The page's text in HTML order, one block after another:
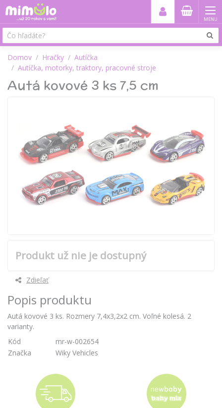
MENU
Domov Hračky
Autíčka
Autíčka, motorky, traktory, pracovné stroje
Autá kovové 3 ks 7,5 cm
Produkt už nie je dostupný
Zdieľať
Popis produktu
Autá kovové 3 ks. Rozmery 7,4x3,2x2 cm. Voľné kolesá. 2
varianty.
Kód
mr-w-002654
Značka
Wiky Vehicles